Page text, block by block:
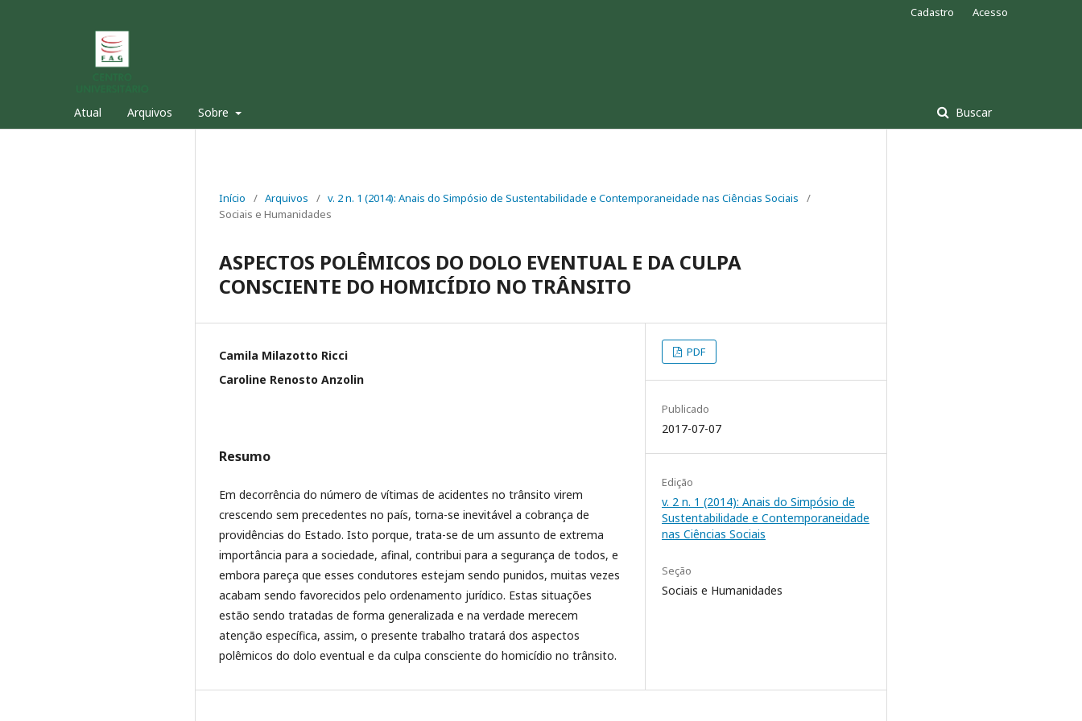
Atual Arquivos Sobre Buscar
Cadastro Acesso
Início / Arquivos / v. 2 n. 1 (2014): Anais do Simpósio de Sustentabilidade e Contemporaneidade nas Ciências Sociais
/
Sociais e Humanidades
ASPECTOS POLÊMICOS DO DOLO EVENTUAL E DA CULPA
CONSCIENTE DO HOMICÍDIO NO TRÂNSITO
Camila Milazotto Ricci
Caroline Renosto Anzolin
Resumo
Em decorrência do número de vítimas de acidentes no trânsito virem
crescendo sem precedentes no país, torna-se inevitável a cobrança de
providências do Estado. Isto porque, trata-se de um assunto de extrema
importância para a sociedade, afinal, contribui para a segurança de todos, e
embora pareça que esses condutores estejam sendo punidos, muitas vezes
acabam sendo favorecidos pelo ordenamento jurídico. Estas situações
estão sendo tratadas de forma generalizada e na verdade merecem
atenção específica, assim, o presente trabalho tratará dos aspectos
polêmicos do dolo eventual e da culpa consciente do homicídio no trânsito.
PDF
Publicado
2017-07-07
Edição
v. 2 n. 1 (2014): Anais do Simpósio de
Sustentabilidade e Contemporaneidade
nas Ciências Sociais
Seção
Sociais e Humanidades